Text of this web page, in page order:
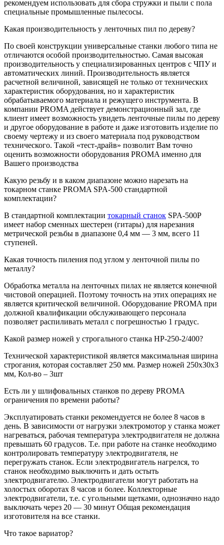
рекомендуем использовать для сбора стружки и пыли с пола
специальные промышленные пылесосы.
Какая производительность у ленточных пил по дереву?
По своей конструкции универсальные станки любого типа не
отличаются особой производительностью. Самая высокая
производительность у специализированных центров с ЧПУ и
автоматических линий. Производительность является
расчетной величиной, зависящей не только от технических
характеристик оборудования, но и характеристик
обрабатываемого материала и режущего инструмента. В
компании PROMA действует демонстрационный зал, где
клиент имеет возможность увидеть ленточные пилы по дереву
и другое оборудование в работе и даже изготовить изделие по
своему чертежу и из своего материала под руководством
технического. Такой «тест-драйв» позволит Вам точно
оценить возможности оборудования PROMA именно для
Вашего производства
Какую резьбу и в каком диапазоне можно нарезать на
токарном станке PROMA SPA-500 стандартной
комплектации?
В стандартной комплектации токарный станок SPA-500Р
имеет набор сменных шестерен (гитары) для нарезания
метрической резьбы в диапазоне 0,4 мм — 3 мм, всего 11
ступеней.
Какая точность пиления под углом у ленточной пилы по
металлу?
Обработка металла на ленточных пилах не является конечной
чистовой операцией. Поэтому точность на этих операциях не
является критической величиной. Оборудование PROMA при
должной квалификации обслуживающего персонала
позволяет распиливать металл с погрешностью 1 градус.
Какой размер ножей у строгального станка HP-250-2/400?
Технической характеристикой является максимальная ширина
строгания, которая составляет 250 мм. Размер ножей 250х30х3
мм, Кол-во – 3шт
Есть ли у шлифовальных станков по дереву PROMA
ограничения по времени работы?
Эксплуатировать станки рекомендуется не более 8 часов в
день. В зависимости от нагрузки электромотор у станка может
нагреваться, рабочая температура электродвигателя не должна
превышать 60 градусов. Т.е. при работе на станке необходимо
контролировать температуру электродвигателя, не
перегружать станок. Если электродвигатель нагрелся, то
станок необходимо выключить и дать остыть
электродвигателю. Электродвигатели могут работать на
холостых оборотах 8 часов и более. Коллекторные
электродвигатели, т.е. с угольными щетками, однозначно надо
выключать через 20 — 30 минут Общая рекомендация
изготовителя на все станки.
Что такое вариатор?